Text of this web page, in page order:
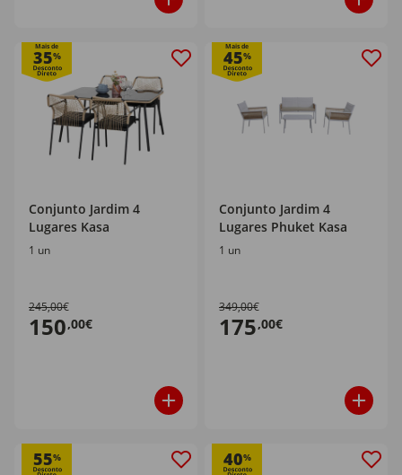
Mais de
35%
Conjunto Jardim 4
Lugares Kasa
1 un
245,00€
150,00€
Mais de
45%
Conjunto Jardim 4
Lugares Phuket Kasa
1 un
349,00€
175,00€
55% 40%